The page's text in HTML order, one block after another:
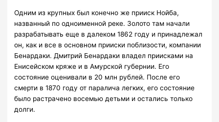
Одним из крупных был конечно же прииск Нойба,
названный по одноименной реке. Золото там начали
разрабатывать еще в далеком 1862 году и принадлежал
он, как и все в основном прииски поблизости, компании
Бенардаки. Дмитрий Бенардаки владел приисками на
Енисейском кряже и в Амурской губернии. Его
состояние оценивали в 20 млн рублей. После его
смерти в 1870 году от паралича легких, его состояние
было растрачено восемью детьми и остались только
долги.